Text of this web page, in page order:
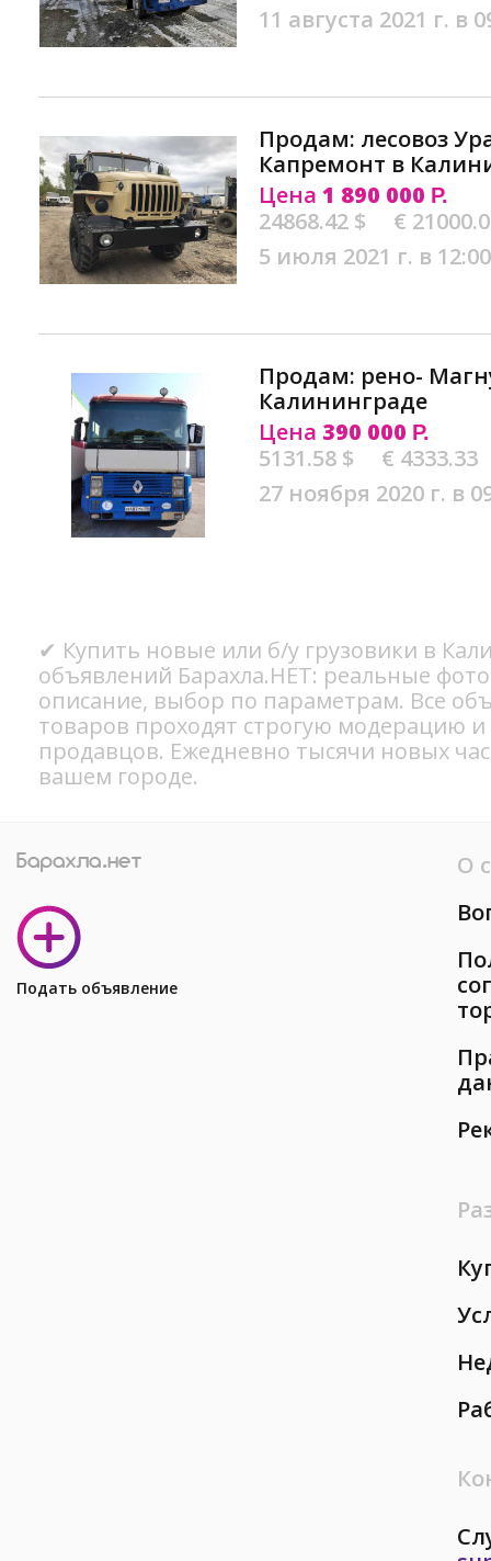
11 августа 2021 г. в
Продам: лесовоз
Капремонт в
Цена 1 890 000 Р.
24868.42 $
€
5 июля 2021 г. в 12:00
Продам: рено-
Калининграде
Цена 390 000 Р.
5131.58 $
€ 4333.33
27 ноября 2020 г. в
✔ Купить новые или б/у грузовики в
объявлений Барахла.НЕТ: реальные
описание, выбор по параметрам. Все
товаров проходят строгую модерацию
продавцов. Ежедневно тысячи новых
вашем городе.
Подать объявление
О